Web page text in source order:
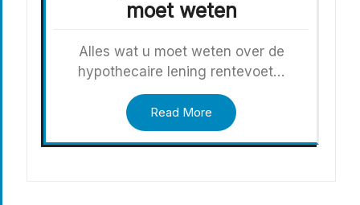
moet weten
Alles wat u moet weten over de
hypothecaire lening rentevoet…
Read More